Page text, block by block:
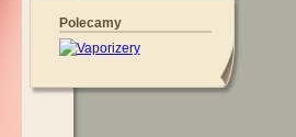
Polecamy